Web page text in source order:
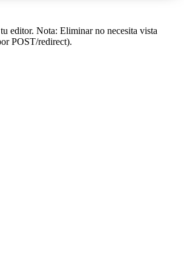
editor. Nota: Eliminar no necesita vista
POST/redirect).